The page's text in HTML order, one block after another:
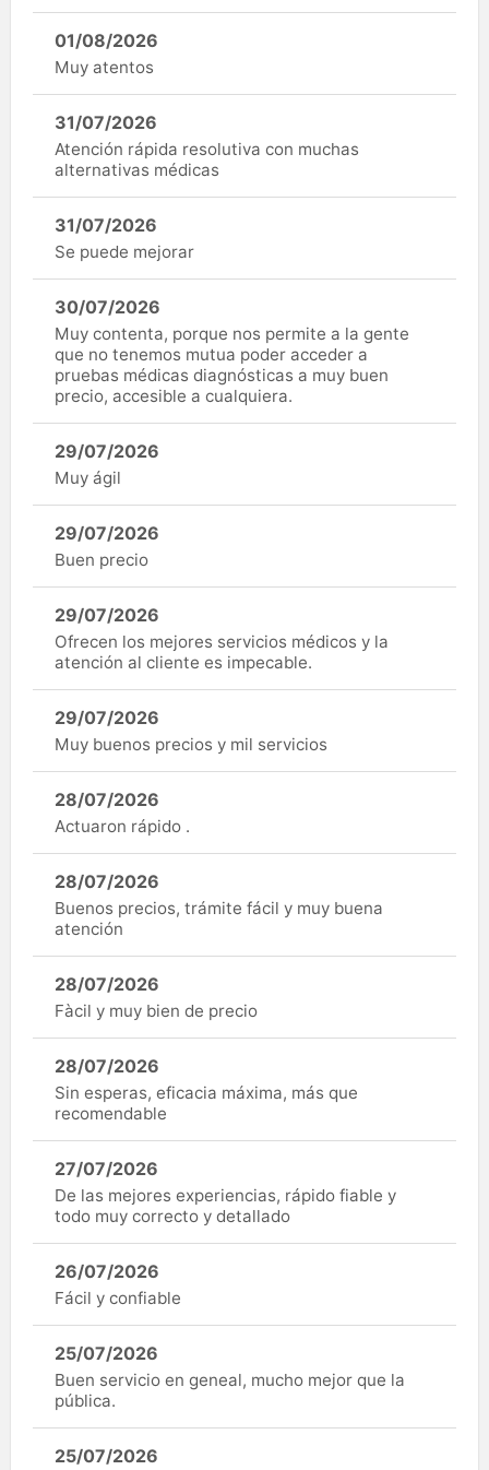
01/08/2026
Muy atentos
31/07/2026
Atención rápida resolutiva con muchas
alternativas médicas
31/07/2026
Se puede mejorar
30/07/2026
Muy contenta, porque nos permite a la gente
que no tenemos mutua poder acceder a
pruebas médicas diagnósticas a muy buen
precio, accesible a cualquiera.
29/07/2026
Muy ágil
29/07/2026
Buen precio
29/07/2026
Ofrecen los mejores servicios médicos y la
atención al cliente es impecable.
29/07/2026
Muy buenos precios y mil servicios
28/07/2026
Actuaron rápido .
28/07/2026
Buenos precios, trámite fácil y muy buena
atención
28/07/2026
Fàcil y muy bien de precio
28/07/2026
Sin esperas, eficacia máxima, más que
recomendable
27/07/2026
De las mejores experiencias, rápido fiable y
todo muy correcto y detallado
26/07/2026
Fácil y confiable
25/07/2026
Buen servicio en geneal, mucho mejor que la
pública.
25/07/2026